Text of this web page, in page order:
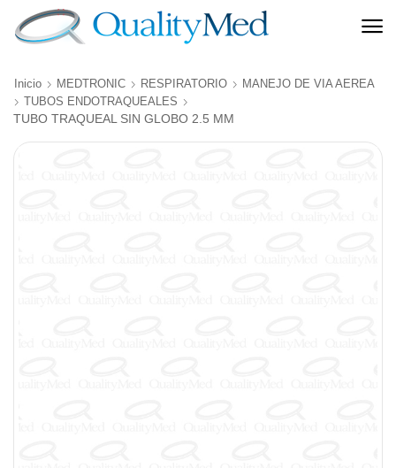
Inicio MEDTRONIC RESPIRATORIO
MANEJO DE VIA AEREA
TUBOS ENDOTRAQUEALES
TUBO TRAQUEAL SIN GLOBO 2.5 MM